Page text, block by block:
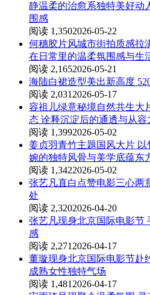
静温柔的治愈系独特美好动
围感
阅读 1,3502026-05-22
何穗胶片风城市街拍质感拉
在日常里的温柔氛围感与生
阅读 2,1652026-05-21
海陆白裙造型美出新高度
阅读 2,031 2026-05-17
容祖儿绿意秘境自然共生大
态 诠释沉淀后的通透与从容
阅读 1,3992026-05-02
姜贞羽青竹主题国风大片
婉的独特风骨与美学底蕴东
阅读 1,3422026-05-02
张艺凡直白点赞电影三心两
处
阅读 2,3202026-04-20
张艺凡现身北京国际电影节
感
阅读 2,271 2026-04-17
董璇现身北京国际电影节赴
成熟女性独特气场
阅读 1,481 2026-04-17